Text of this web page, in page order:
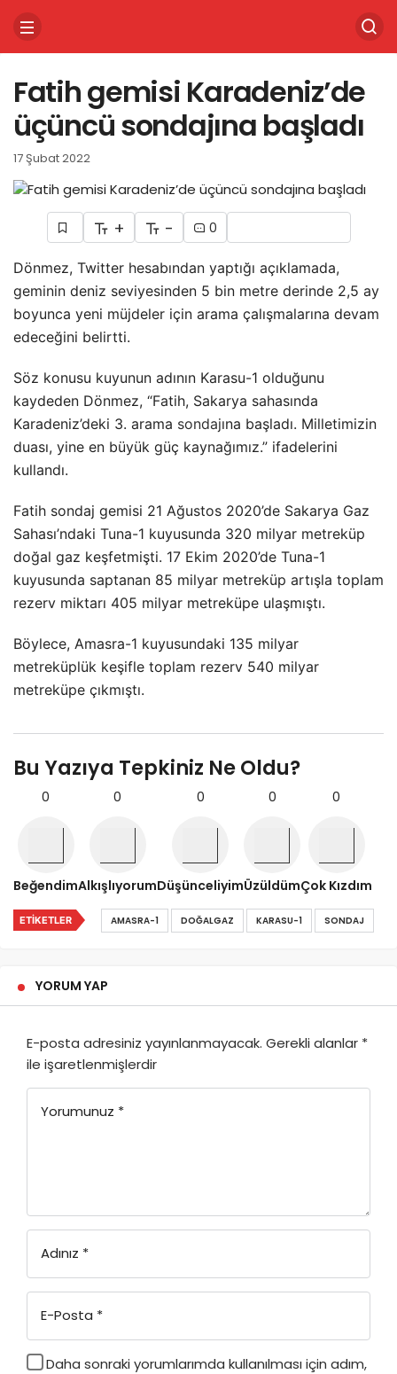
Fatih gemisi Karadeniz’de
üçüncü sondajına başladı
17 Şubat 2022
+ - 0
Dönmez, Twitter hesabından yaptığı açıklamada,
geminin deniz seviyesinden 5 bin metre derinde 2,5 ay
boyunca yeni müjdeler için arama çalışmalarına devam
edeceğini belirtti.
Söz konusu kuyunun adının Karasu-1 olduğunu
kaydeden Dönmez, “Fatih, Sakarya sahasında
Karadeniz’deki 3. arama sondajına başladı. Milletimizin
duası, yine en büyük güç kaynağımız.” ifadelerini
kullandı.
Fatih sondaj gemisi 21 Ağustos 2020’de Sakarya Gaz
Sahası’ndaki Tuna-1 kuyusunda 320 milyar metreküp
doğal gaz keşfetmişti. 17 Ekim 2020’de Tuna-1
kuyusunda saptanan 85 milyar metreküp artışla toplam
rezerv miktarı 405 milyar metreküpe ulaşmıştı.
Böylece, Amasra-1 kuyusundaki 135 milyar
metreküplük keşifle toplam rezerv 540 milyar
metreküpe çıkmıştı.
Bu Yazıya Tepkiniz Ne Oldu?
0
Beğendim
0
Alkışlıyorum
0
Düşünceliyim
0
Üzüldüm
0
Çok Kızdım
ETIKETLER AMASRA-1 DOĞALGAZ KARASU-1 SONDAJ
YORUM YAP
E-posta adresiniz yayınlanmayacak. Gerekli alanlar *
ile işaretlenmişlerdir
Yorumunuz *
Adınız *
E-Posta *
Daha sonraki yorumlarımda kullanılması için adım,